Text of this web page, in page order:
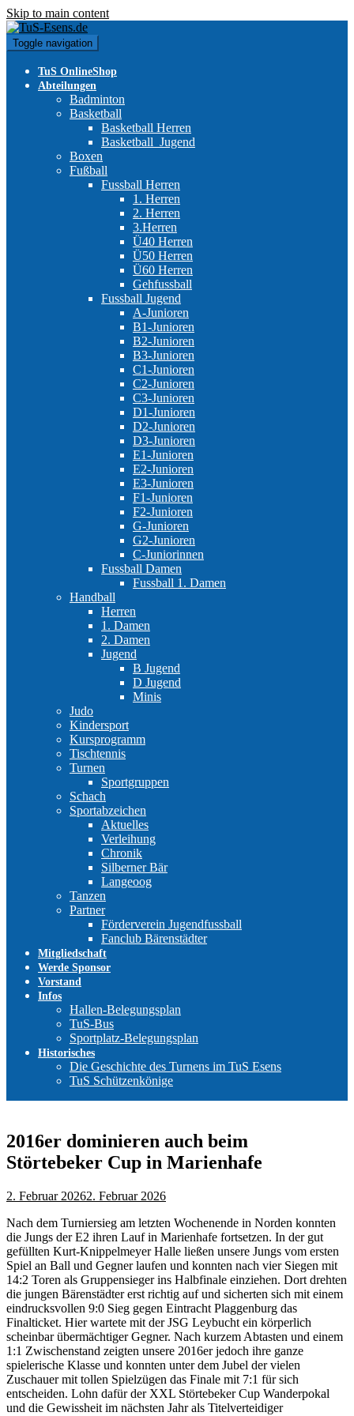
Skip to main content
Toggle navigation
TuS OnlineShop
Abteilungen
Badminton
Basketball
Basketball Herren
Basketball_Jugend
Boxen
Fußball
Fussball Herren
1. Herren
2. Herren
3.Herren
Ü40 Herren
Ü50 Herren
Ü60 Herren
Gehfussball
Fussball Jugend
A-Junioren
B1-Junioren
B2-Junioren
B3-Junioren
C1-Junioren
C2-Junioren
C3-Junioren
D1-Junioren
D2-Junioren
D3-Junioren
E1-Junioren
E2-Junioren
E3-Junioren
F1-Junioren
F2-Junioren
G-Junioren
G2-Junioren
C-Juniorinnen
Fussball Damen
Fussball 1. Damen
Handball
Herren
1. Damen
2. Damen
Jugend
B Jugend
D Jugend
Minis
Judo
Kindersport
Kursprogramm
Tischtennis
Turnen
Sportgruppen
Schach
Sportabzeichen
Aktuelles
Verleihung
Chronik
Silberner Bär
Langeoog
Tanzen
Partner
Förderverein Jugendfussball
Fanclub Bärenstädter
Mitgliedschaft
Werde Sponsor
Vorstand
Infos
Hallen-Belegungsplan
TuS-Bus
Sportplatz-Belegungsplan
Historisches
Die Geschichte des Turnens im TuS Esens
TuS Schützenkönige
2016er dominieren auch beim
Störtebeker Cup in Marienhafe
2. Februar 20262. Februar 2026
Nach dem Turniersieg am letzten Wochenende in Norden konnten
die Jungs der E2 ihren Lauf in Marienhafe fortsetzen. In der gut
gefüllten Kurt-Knippelmeyer Halle ließen unsere Jungs vom ersten
Spiel an Ball und Gegner laufen und konnten nach vier Siegen mit
14:2 Toren als Gruppensieger ins Halbfinale einziehen. Dort drehten
die jungen Bärenstädter erst richtig auf und sicherten sich mit einem
eindrucksvollen 9:0 Sieg gegen Eintracht Plaggenburg das
Finalticket. Hier wartete mit der JSG Leybucht ein körperlich
scheinbar übermächtiger Gegner. Nach kurzem Abtasten und einem
1:1 Zwischenstand zeigten unsere 2016er jedoch ihre ganze
spielerische Klasse und konnten unter dem Jubel der vielen
Zuschauer mit tollen Spielzügen das Finale mit 7:1 für sich
entscheiden. Lohn dafür der XXL Störtebeker Cup Wanderpokal
und die Gewissheit im nächsten Jahr als Titelverteidiger